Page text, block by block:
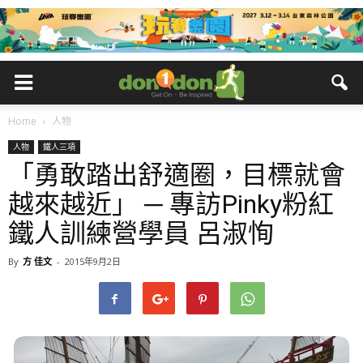
Home 人物
人物 鐵人三項
「勇敢踏出舒適圈，目標就會
越來越近」 ─ 專訪Pinky粉紅
鐵人訓練營學員 呂淑恂
By 方 佳文 - 2015年9月2日